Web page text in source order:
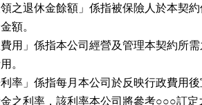
之退休金餘額」係指被保險人於本契
額。
用」係指本公司經營及管理本契約所
。
率」係指每月本公司於反映行政費用
之利率，該利率本公司將參考○○○訂定